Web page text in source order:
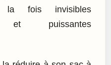
fois invisibles
et puissantes